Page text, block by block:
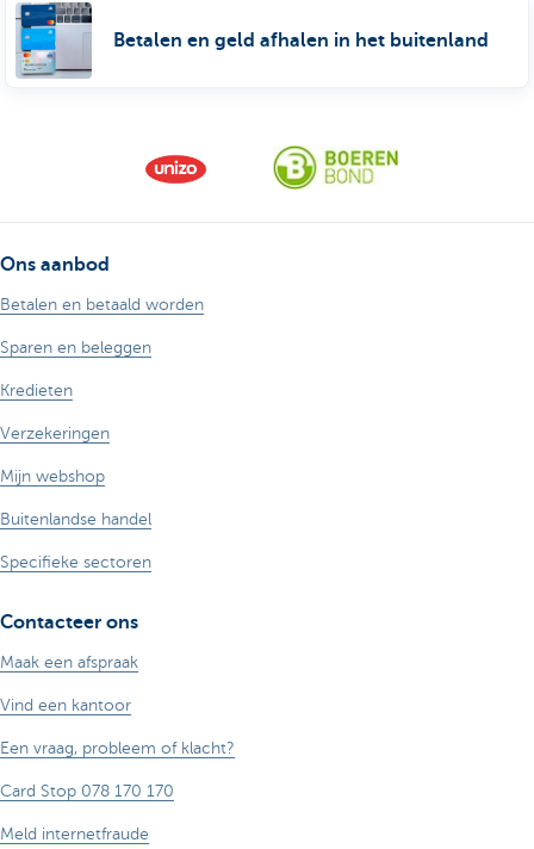
Betalen en geld afhalen in het buitenland
Ons aanbod
Betalen en betaald worden
Sparen en beleggen
Kredieten
Verzekeringen
Mijn webshop
Buitenlandse handel
Specifieke sectoren
Contacteer ons
Maak een afspraak
Vind een kantoor
Een vraag, probleem of klacht?
Card Stop 078 170 170
Meld internetfraude